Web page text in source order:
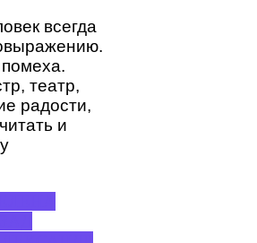
всегда
театр,
радости,
и